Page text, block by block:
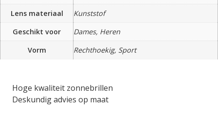
Lens materiaal
Kunststof
Geschikt voor
Dames, Heren
Vorm
Rechthoekig, Sport
Hoge kwaliteit zonnebrillen
Deskundig advies op maat